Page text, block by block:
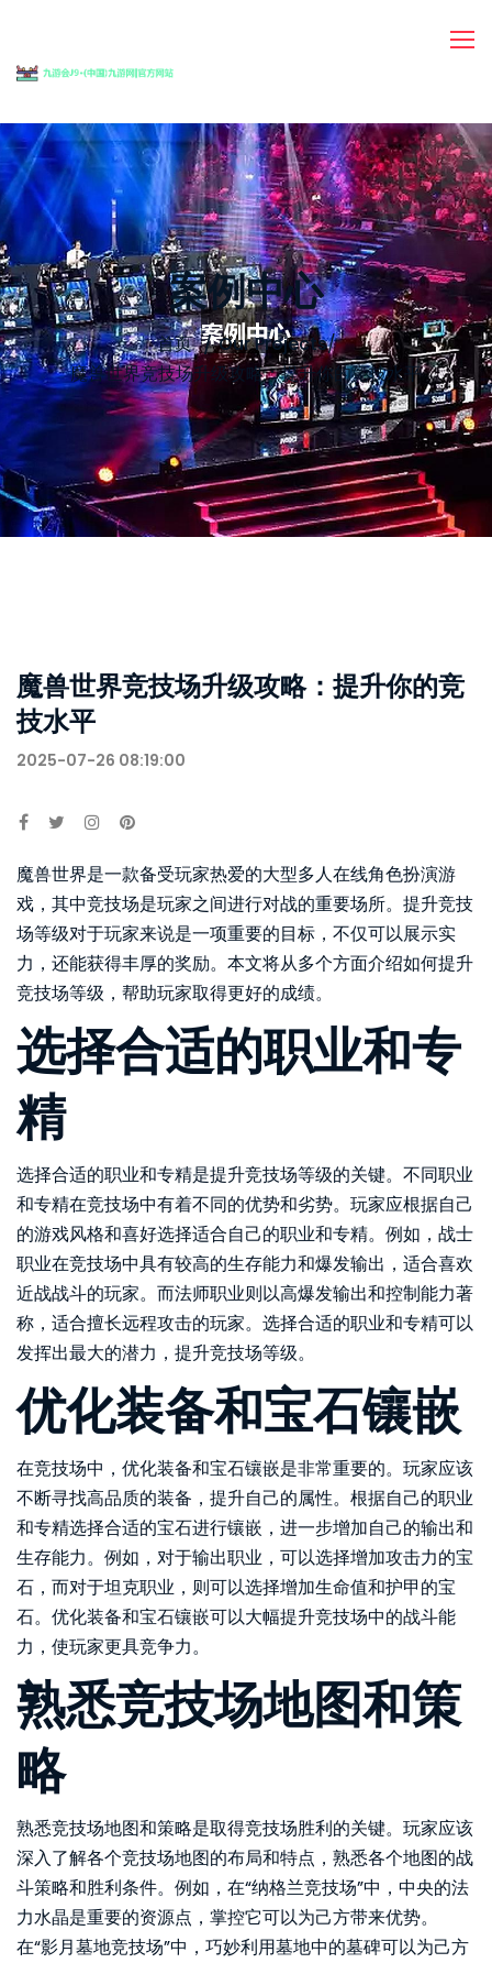
案例中心
首页 Our Projects/
魔兽世界竞技场升级攻略：提升你的竞技水平
魔兽世界竞技场升级攻略：提升你的竞
技水平
2025-07-26 08:19:00
魔兽世界是一款备受玩家热爱的大型多人在线角色扮演游
戏，其中竞技场是玩家之间进行对战的重要场所。提升竞技
场等级对于玩家来说是一项重要的目标，不仅可以展示实
力，还能获得丰厚的奖励。本文将从多个方面介绍如何提升
竞技场等级，帮助玩家取得更好的成绩。
选择合适的职业和专
精
选择合适的职业和专精是提升竞技场等级的关键。不同职业
和专精在竞技场中有着不同的优势和劣势。玩家应根据自己
的游戏风格和喜好选择适合自己的职业和专精。例如，战士
职业在竞技场中具有较高的生存能力和爆发输出，适合喜欢
近战战斗的玩家。而法师职业则以高爆发输出和控制能力著
称，适合擅长远程攻击的玩家。选择合适的职业和专精可以
发挥出最大的潜力，提升竞技场等级。
优化装备和宝石镶嵌
在竞技场中，优化装备和宝石镶嵌是非常重要的。玩家应该
不断寻找高品质的装备，提升自己的属性。根据自己的职业
和专精选择合适的宝石进行镶嵌，进一步增加自己的输出和
生存能力。例如，对于输出职业，可以选择增加攻击力的宝
石，而对于坦克职业，则可以选择增加生命值和护甲的宝
石。优化装备和宝石镶嵌可以大幅提升竞技场中的战斗能
力，使玩家更具竞争力。
熟悉竞技场地图和策
略
熟悉竞技场地图和策略是取得竞技场胜利的关键。玩家应该
深入了解各个竞技场地图的布局和特点，熟悉各个地图的战
斗策略和胜利条件。例如，在“纳格兰竞技场”中，中央的法
力水晶是重要的资源点，掌控它可以为己方带来优势。
在“影月墓地竞技场”中，巧妙利用墓地中的墓碑可以为己方